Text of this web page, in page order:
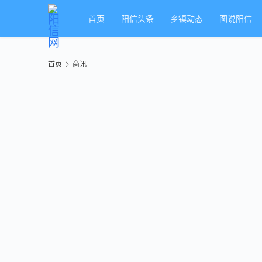
首页 阳信头条 乡镇动态 图说阳信
首页 商讯